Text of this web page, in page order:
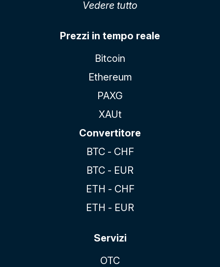
Vedere tutto
Prezzi in tempo reale
Bitcoin
Ethereum
PAXG
XAUt
Convertitore
BTC - CHF
BTC - EUR
ETH - CHF
ETH - EUR
Servizi
OTC